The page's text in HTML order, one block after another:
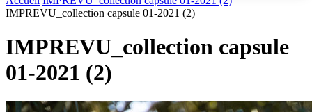
IMPREVU_collection capsule 01-2021 (2)
IMPREVU_collection capsule
01-2021 (2)